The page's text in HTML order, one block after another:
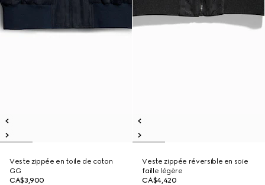
Veste zippée en toile de coton
GG
CA$3,900
Veste zippée réversible en soie
faille légère
CA$4,420